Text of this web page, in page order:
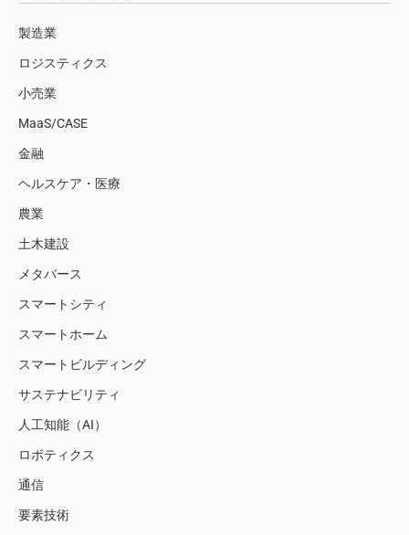
製造業
ロジスティクス
小売業
MaaS/CASE
金融
ヘルスケア・医療
農業
土木建設
メタバース
スマートシティ
スマートホーム
スマートビルディング
サステナビリティ
人工知能（AI）
ロボティクス
通信
要素技術